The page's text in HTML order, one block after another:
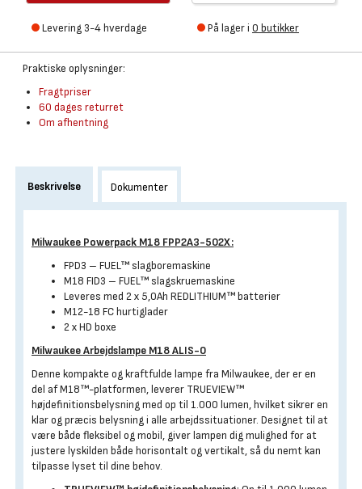
Levering 3-4 hverdage På lager i 0 butikker
Praktiske oplysninger:
Fragtpriser
60 dages returret
Om afhentning
Beskrivelse Dokumenter
Milwaukee Powerpack M18 FPP2A3-502X:
FPD3 – FUEL™ slagboremaskine
M18 FID3 – FUEL™ slagskruemaskine
Leveres med 2 x 5,0Ah REDLITHIUM™ batterier
M12-18 FC hurtiglader
2 x HD boxe
Milwaukee Arbejdslampe M18 ALIS-0
Denne kompakte og kraftfulde lampe fra Milwaukee, der er en
del af M18™-platformen, leverer TRUEVIEW™
højdefinitionsbelysning med op til 1.000 lumen, hvilket sikrer en
klar og præcis belysning i alle arbejdssituationer. Designet til at
være både fleksibel og mobil, giver lampen dig mulighed for at
justere lyskilden både horisontalt og vertikalt, så du nemt kan
tilpasse lyset til dine behov.